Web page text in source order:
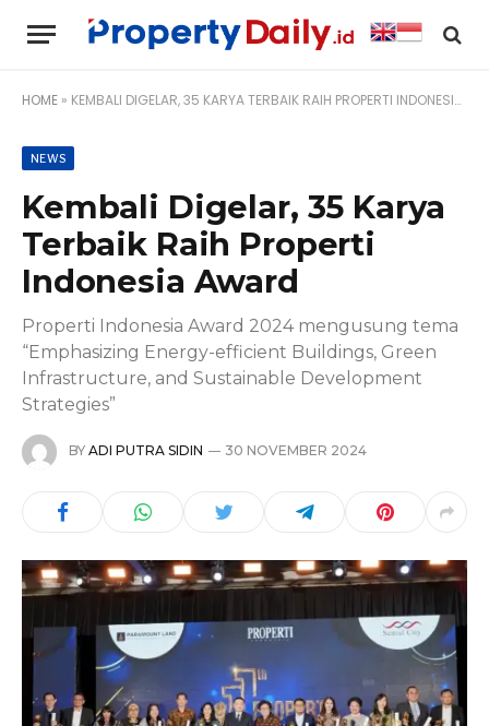
HOME » KEMBALI DIGELAR, 35 KARYA TERBAIK RAIH PROPERTI INDONESIA AWARD
NEWS
Kembali Digelar, 35 Karya
Terbaik Raih Properti
Indonesia Award
Properti Indonesia Award 2024 mengusung tema
“Emphasizing Energy-efficient Buildings, Green
Infrastructure, and Sustainable Development
Strategies”
BY ADI PUTRA SIDIN 30 NOVEMBER 2024